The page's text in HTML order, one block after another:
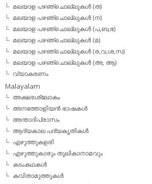
മലയാള പഴഞ്ചൊല്ലുകള്‍ (ത)
മലയാള പഴഞ്ചൊല്ലുകള്‍ (ന)
മലയാള പഴഞ്ചൊല്ലുകള്‍ (പ,ബ,ഭ)
മലയാള പഴഞ്ചൊല്ലുകള്‍ (മ)
മലയാള പഴഞ്ചൊല്ലുകള്‍ (ര,വ,ശ,സ)
മലയാള പഴഞ്ചൊല്ലുകൾ (അ, ആ)
വ്യാകരണം
Malayalam
അക്ഷരശ്ലോകം
അനത്തോളിയന്‍ ഭാഷകള്‍
അന്താദിപ്രാസം
ആദ്യകാല പദ്യകൃതികള്‍
എഴുത്തുകളരി
എഴുത്തുകാരും തൂലികാനാമവും
കടംകഥകള്‍
കവിതാമുത്തുകള്‍